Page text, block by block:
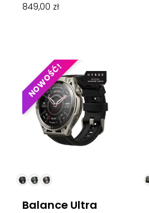
849,00 zł
NOWOŚĆ!
Balance Ultra